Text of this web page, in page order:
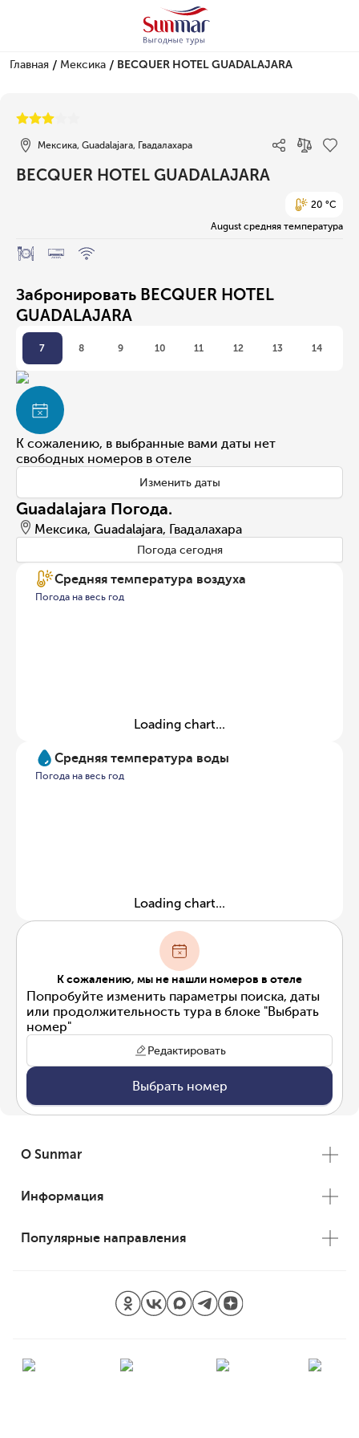
Главная / Мексика / BECQUER HOTEL GUADALAJARA
Мексика, Guadalajara, Гвадалахара
BECQUER HOTEL GUADALAJARA
20 °C
August средняя температура
Забронировать BECQUER HOTEL
GUADALAJARA
7 8 9 10 11 12 13 14
К сожалению, в выбранные вами даты нет
свободных номеров в отеле
Изменить даты
Guadalajara Погода.
Мексика, Guadalajara, Гвадалахара
Погода сегодня
Средняя температура воздуха
Погода на весь год
Loading chart...
Средняя температура воды
Погода на весь год
Loading chart...
К сожалению, мы не нашли номеров в отеле
Попробуйте изменить параметры поиска, даты
или продолжительность тура в блоке "Выбрать
номер"
Редактировать
Выбрать номер
О Sunmar
Информация
Популярные направления